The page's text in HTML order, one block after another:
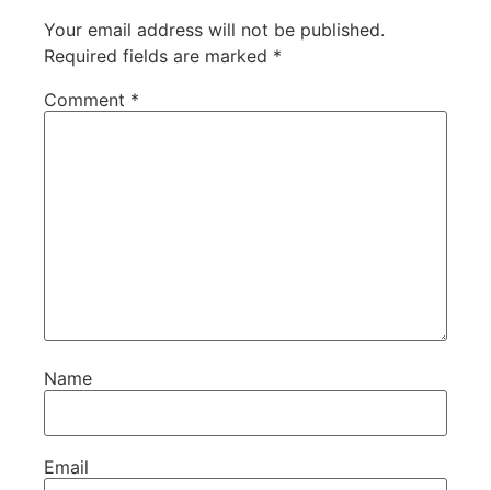
Your email address will not be published.
Required fields are marked *
Comment *
Name
Email